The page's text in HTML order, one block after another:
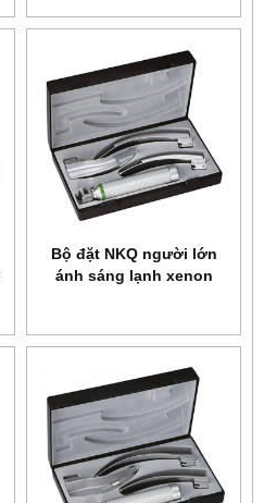
Bộ đặt NKQ người lớn
ánh sáng lạnh xenon